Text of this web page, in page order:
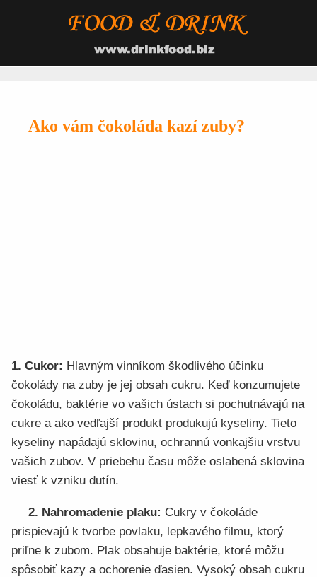
Ako vám čokoláda kazí zuby?
1. Cukor: Hlavným vinníkom škodlivého účinku
čokolády na zuby je jej obsah cukru. Keď konzumujete
čokoládu, baktérie vo vašich ústach si pochutnávajú na
cukre a ako vedľajší produkt produkujú kyseliny. Tieto
kyseliny napádajú sklovinu, ochrannú vonkajšiu vrstvu
vašich zubov. V priebehu času môže oslabená sklovina
viesť k vzniku dutín.
2. Nahromadenie plaku: Cukry v čokoláde
prispievajú k tvorbe povlaku, lepkavého filmu, ktorý
priľne k zubom. Plak obsahuje baktérie, ktoré môžu
spôsobiť kazy a ochorenie ďasien. Vysoký obsah cukru